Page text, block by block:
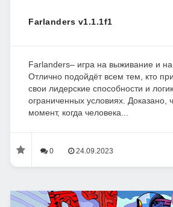
Farlanders v1.1.1f1
Farlanders– игра на выживание и на
Отлично подойдёт всем тем, кто
свои лидерские способности и
ограниченных условиях. Доказано,
момент, когда человека...
0 24.09.2023